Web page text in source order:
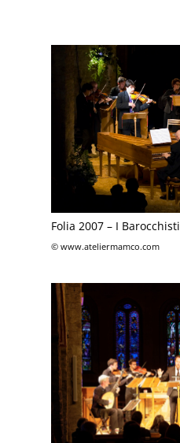
Folia 2007 – I Barocchisti
© www.ateliermamco.com